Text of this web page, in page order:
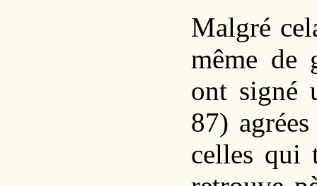
Malgré
même de
ont signé
87)
celles qui